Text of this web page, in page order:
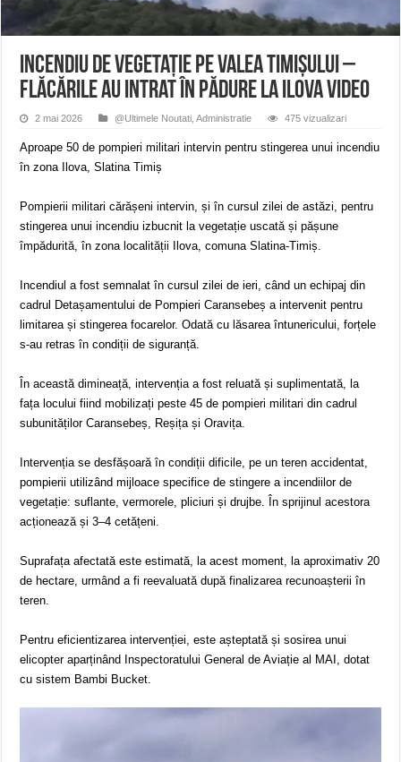
ANUNŢ OPRIRE APĂ în CARANSEBEȘ avarie
ANUNȚ OPRIRE APĂ în Reșița, cartier Țerova – avarie – 04.08.2026
Incendiu de vegetație pe Valea Timișului –
Flăcările au intrat în pădure la Ilova VIDEO
2 mai 2026 @Ultimele Noutati ,Administratie 475 vizualizari
Aproape 50 de pompieri militari intervin pentru stingerea unui incendiu
în zona Ilova, Slatina Timiș
Pompierii militari cărășeni intervin, și în cursul zilei de astăzi, pentru
stingerea unui incendiu izbucnit la vegetație uscată și pășune
împădurită, în zona localității Ilova, comuna Slatina-Timiș.
Incendiul a fost semnalat în cursul zilei de ieri, când un echipaj din
cadrul Detașamentului de Pompieri Caransebeș a intervenit pentru
limitarea și stingerea focarelor. Odată cu lăsarea întunericului, forțele
s-au retras în condiții de siguranță.
În această dimineață, intervenția a fost reluată și suplimentată, la
fața locului fiind mobilizați peste 45 de pompieri militari din cadrul
subunităților Caransebeș, Reșița și Oravița.
Intervenția se desfășoară în condiții dificile, pe un teren accidentat,
pompierii utilizând mijloace specifice de stingere a incendiilor de
vegetație: suflante, vermorele, pliciuri și drujbe. În sprijinul acestora
acționează și 3–4 cetățeni.
Suprafața afectată este estimată, la acest moment, la aproximativ 20
de hectare, urmând a fi reevaluată după finalizarea recunoașterii în
teren.
Pentru eficientizarea intervenției, este așteptată și sosirea unui
elicopter aparținând Inspectoratului General de Aviație al MAI, dotat
cu sistem Bambi Bucket.